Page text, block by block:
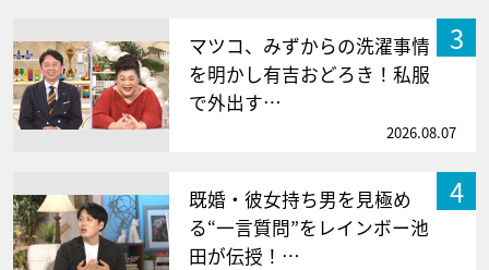
3
マツコ、みずからの洗濯事情
を明かし有吉おどろき！私服
で外出す…
2026.08.07
4
既婚・彼女持ち男を見極め
る“一言質問”をレインボー池
田が伝授！…